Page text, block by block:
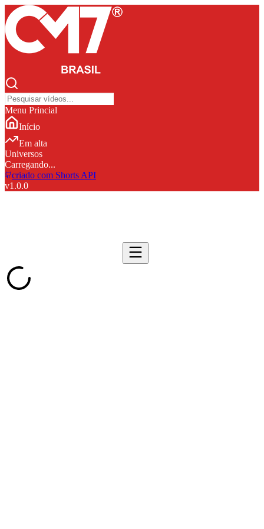
Menu Princial
Início
Em alta
Universos
Carregando...
criado com Shorts API
v1.0.0